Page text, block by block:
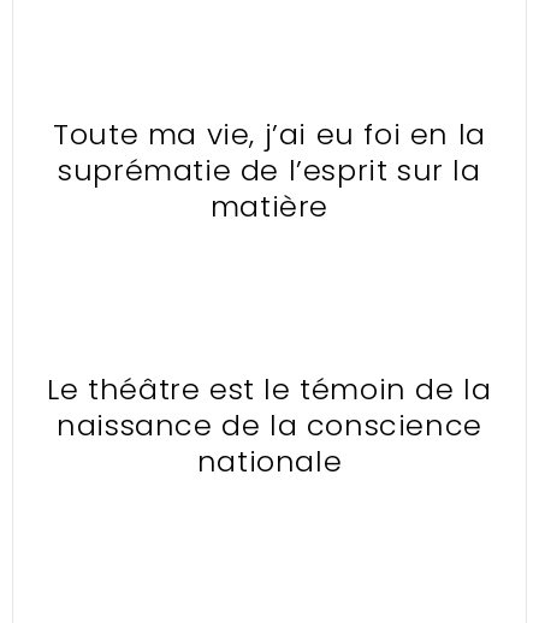
Toute ma vie, j’ai eu foi en la
suprématie de l’esprit sur la
matière
Le théâtre est le témoin de la
naissance de la conscience
nationale